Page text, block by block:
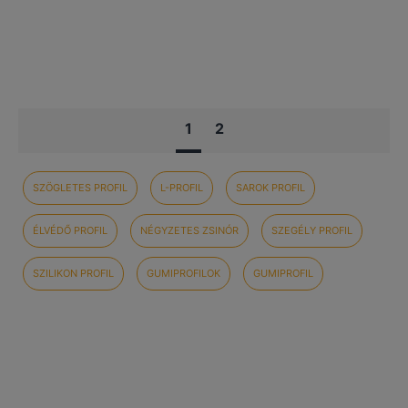
1 2
SZÖGLETES PROFIL L-PROFIL SAROK PROFIL
ÉLVÉDŐ PROFIL NÉGYZETES ZSINÓR SZEGÉLY PROFIL
SZILIKON PROFIL GUMIPROFILOK GUMIPROFIL